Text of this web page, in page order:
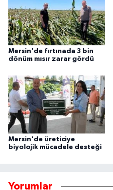
Mersin'de fırtınada 3 bin
dönüm mısır zarar gördü
Mersin'de üreticiye
biyolojik mücadele desteği
Yorumlar